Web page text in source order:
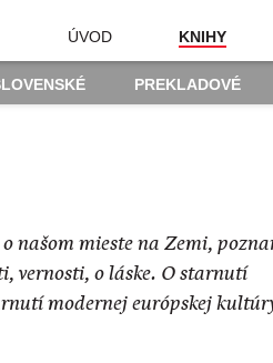
ÚVOD KNIHY
PREKLADOVÉ
našom mieste na Zemi,
vernosti, o láske. O starnutí
modernej európskej